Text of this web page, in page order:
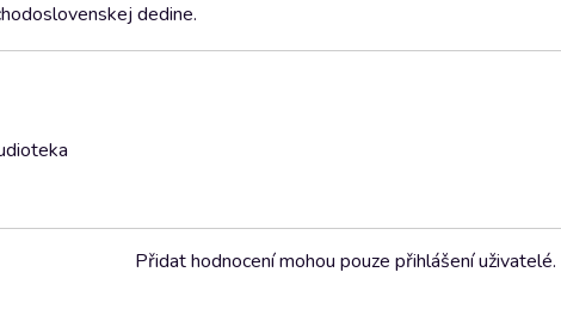
dedine.
Přidat hodnocení mohou pouze přihlášení uživatelé.